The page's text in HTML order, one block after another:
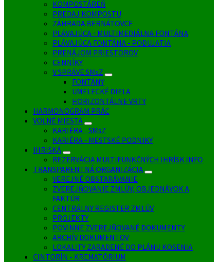
KOMPOSTÁREŇ
PREDAJ KOMPOSTU
ZÁHRADA BERNÁTOVCE
PLÁVAJÚCA - MULTIMEDIÁLNA FONTÁNA
PLÁVAJÚCA FONTÁNA - PODUJATIA
PRENÁJOM PRIESTOROV
CENNÍKY
V SPRÁVE SMsZ
FONTÁNY
UMELECKÉ DIELA
HORIZONTÁLNE VRTY
HARMONOGRAM PRÁC
VOĽNÉ MIESTA
KARIÉRA - SMsZ
KARIÉRA - MESTSKÉ PODNIKY
IHRISKÁ
REZERVÁCIA MULTIFUNKČNÝCH IHRÍSK INFO
TRANSPARENTNÁ ORGANIZÁCIA
VEREJNÉ OBSTARÁVANIE
ZVEREJŇOVANIE ZMLÚV, OBJEDNÁVOK A
FAKTÚR
CENTRÁLNY REGISTER ZMLÚV
PROJEKTY
POVINNE ZVEREJŇOVANÉ DOKUMENTY
ARCHÍV DOKUMENTOV
LOKALITY ZARADENÉ DO PLÁNU KOSENIA
CINTORÍN - KREMATÓRIUM